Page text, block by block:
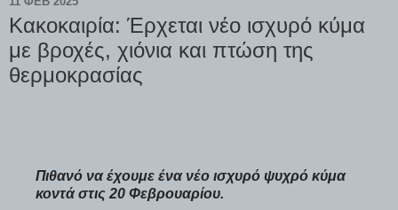
Κακοκαιρία: Έρχεται νέο ισχυρό κύμα
με βροχές, χιόνια και πτώση της
θερμοκρασίας
Πιθανό να έχουμε ένα νέο ισχυρό ψυχρό κύμα
κοντά στις 20 Φεβρουαρίου.